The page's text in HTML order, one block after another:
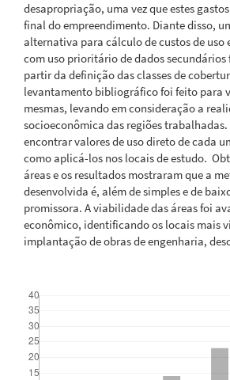
desapropriação, uma vez que estes
final do empreendimento. Diante disso,
alternativa para cálculo de custos de uso
com uso prioritário de dados secundários
partir da definição das classes de
levantamento bibliográfico foi feito para
mesmas, levando em consideração a
socioeconômica das regiões trabalhadas.
encontrar valores de uso direto de cada
como aplicá-los nos locais de estudo.
áreas e os resultados mostraram que a
desenvolvida é, além de simples e de
promissora. A viabilidade das áreas foi
econômico, identificando os locais mais
implantação de obras de engenharia,